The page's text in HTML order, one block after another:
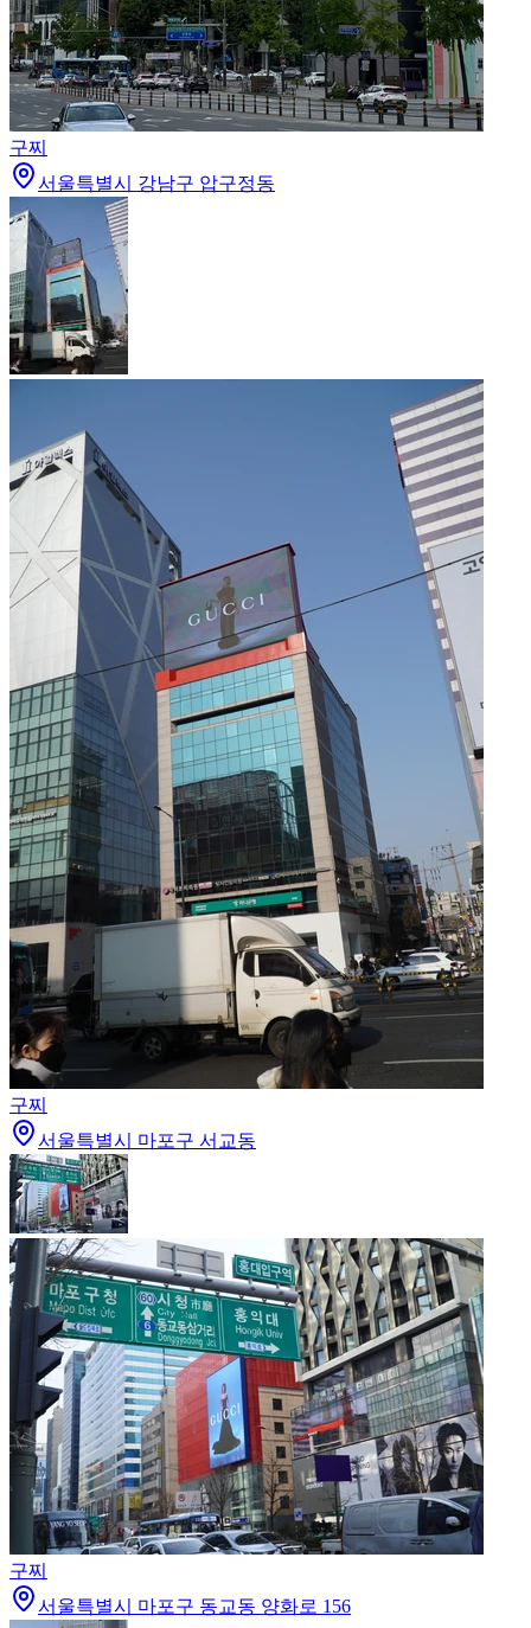
구찌
서울특별시 강남구 압구정동
구찌
서울특별시 마포구 서교동
구찌
서울특별시 마포구 동교동 양화로 156